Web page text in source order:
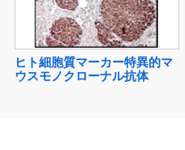
ヒト細胞質マーカー特異的マ
ウスモノクローナル抗体